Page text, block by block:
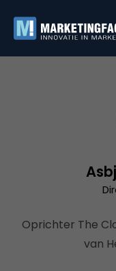
Oprichter The
van